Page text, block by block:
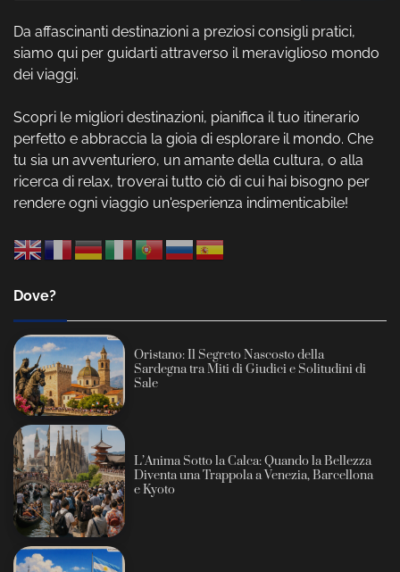
Da affascinanti destinazioni a preziosi consigli pratici,
siamo qui per guidarti attraverso il meraviglioso mondo
dei viaggi.
Scopri le migliori destinazioni, pianifica il tuo itinerario
perfetto e abbraccia la gioia di esplorare il mondo. Che
tu sia un avventuriero, un amante della cultura, o alla
ricerca di relax, troverai tutto ciò di cui hai bisogno per
rendere ogni viaggio un'esperienza indimenticabile!
Dove?
Oristano: Il Segreto Nascosto della
Sardegna tra Miti di Giudici e Solitudini di
Sale
L’Anima Sotto la Calca: Quando la Bellezza
Diventa una Trappola a Venezia, Barcellona
e Kyoto